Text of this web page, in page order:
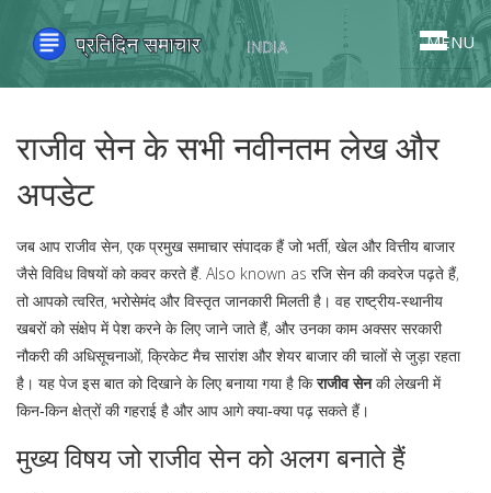
MENU
राजीव सेन के सभी नवीनतम लेख और
अपडेट
जब आप राजीव सेन, एक प्रमुख समाचार संपादक हैं जो भर्ती, खेल और वित्तीय बाजार
जैसे विविध विषयों को कवर करते हैं. Also known as रजि सेन की कवरेज पढ़ते हैं,
तो आपको त्वरित, भरोसेमंद और विस्तृत जानकारी मिलती है। वह राष्ट्रीय‑स्थानीय
खबरों को संक्षेप में पेश करने के लिए जाने जाते हैं, और उनका काम अक्सर सरकारी
नौकरी की अधिसूचनाओं, क्रिकेट मैच सारांश और शेयर बाजार की चालों से जुड़ा रहता
है। यह पेज इस बात को दिखाने के लिए बनाया गया है किराजीव सेनकी लेखनी में
किन‑किन क्षेत्रों की गहराई है और आप आगे क्या‑क्या पढ़ सकते हैं।
मुख्य विषय जो राजीव सेन को अलग बनाते हैं